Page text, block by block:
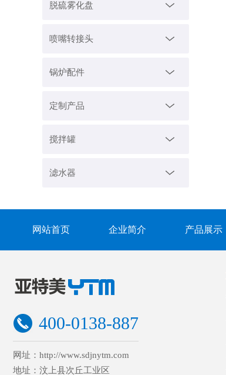
脱硫雾化盘
喷嘴转接头
锅炉配件
定制产品
搅拌罐
滤水器
网站首页 企业简介 产品展示
400-0138-887
网址：http://www.sdjnytm.com
地址：汶上县次丘工业区